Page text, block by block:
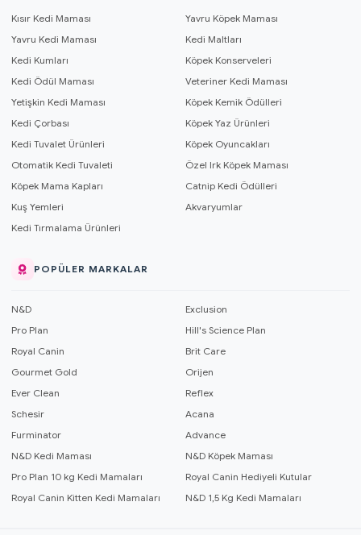
Kısır Kedi Maması
Yavru Köpek Maması
Yavru Kedi Maması
Kedi Maltları
Kedi Kumları
Köpek Konserveleri
Kedi Ödül Maması
Veteriner Kedi Maması
Yetişkin Kedi Maması
Köpek Kemik Ödülleri
Kedi Çorbası
Köpek Yaz Ürünleri
Kedi Tuvalet Ürünleri
Köpek Oyuncakları
Otomatik Kedi Tuvaleti
Özel Irk Köpek Maması
Köpek Mama Kapları
Catnip Kedi Ödülleri
Kuş Yemleri
Akvaryumlar
Kedi Tırmalama Ürünleri
POPÜLER MARKALAR
N&D
Exclusion
Pro Plan
Hill's Science Plan
Royal Canin
Brit Care
Gourmet Gold
Orijen
Ever Clean
Reflex
Schesir
Acana
Furminator
Advance
N&D Kedi Maması
N&D Köpek Maması
Pro Plan 10 kg Kedi Mamaları
Royal Canin Hediyeli Kutular
Royal Canin Kitten Kedi Mamaları
N&D 1,5 Kg Kedi Mamaları